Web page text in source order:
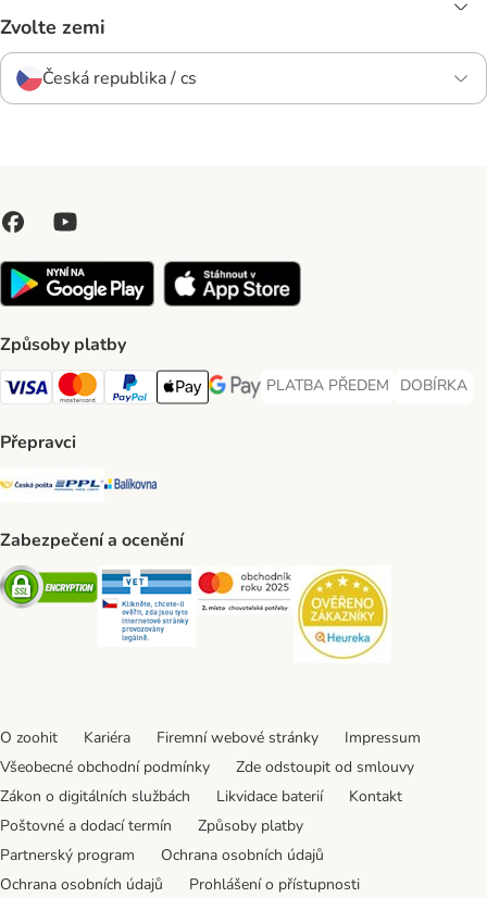
Zvolte zemi
Česká republika / cs
Způsoby platby
Visa Payment Method
Mastercard Payment Method
PayPal Payment Method
Apple pay Payment Method
GooglePay Payment Method
PLATBA PŘEDEM
PLATBA PŘEDEM Payment
DOBÍRKA
DOBÍRKA
Přepravci
Česká pošta Shipping Method
PPL Shipping Method
Balíkovna Shipping Method
Zabezpečení a ocenění
Security Security Security
O zoohit Kariéra Firemní webové stránky
Impressum
Všeobecné obchodní podmínky
Zde odstoupit od smlouvy
Zákon o digitálních službách
Likvidace baterií
Kontakt
Poštovné a dodací termín
Způsoby platby
Partnerský program
Ochrana osobních údajů
Ochrana osobních údajů
Prohlášení o přístupnosti